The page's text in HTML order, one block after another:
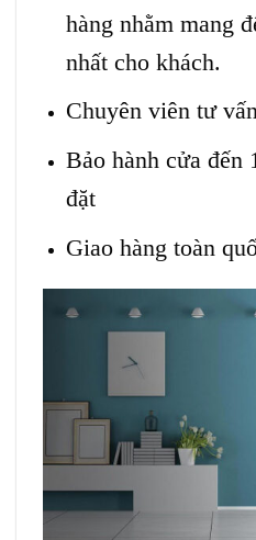
hàng nhằm mang
nhất cho khách.
Chuyên viên tư
Bảo hành cửa đến
đặt
Giao hàng toàn